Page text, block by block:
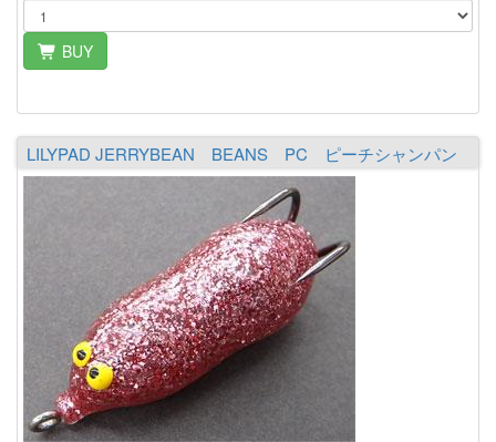
BUY
LILYPAD JERRYBEAN BEANS PC ピーチシャンパン